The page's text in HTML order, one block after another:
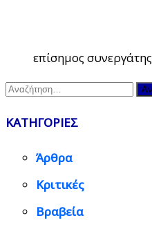
επίσημος συνεργάτης
Αναζήτηση
ΚΑΤΗΓΟΡΙΕΣ
Άρθρα
Κριτικές
Βραβεία